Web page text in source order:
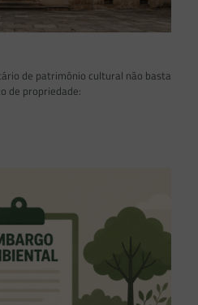
de patrimônio cultural não basta
de propriedade: